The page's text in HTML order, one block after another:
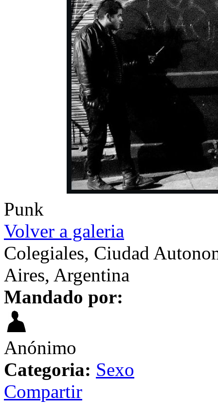
Punk
Volver a galeria
Colegiales, Ciudad
Aires, Argentina
Mandado por:
Anónimo
Categoria: Sexo
Compartir